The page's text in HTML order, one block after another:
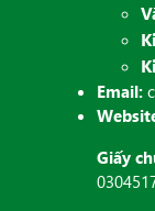
Email:
Giấy